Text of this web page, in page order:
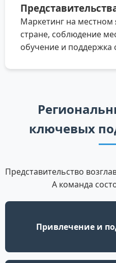
Маркетинг на местном
стране, соблюдение
обучение и поддержка
ключевых
Представительство
А команда
Привлечение и